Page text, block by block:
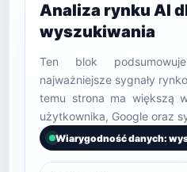
Analiza rynku AI
wyszukiwania
Ten blok
najważniejsze sygnały
temu strona ma większą
użytkownika, Google oraz
Wiarygodność danych: